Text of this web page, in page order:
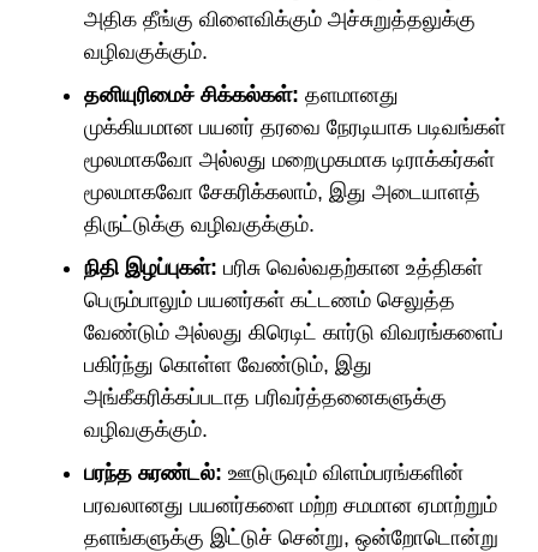
அதிக தீங்கு விளைவிக்கும் அச்சுறுத்தலுக்கு
வழிவகுக்கும்.
தனியுரிமைச் சிக்கல்கள்: தளமானது
முக்கியமான பயனர் தரவை நேரடியாக படிவங்கள்
மூலமாகவோ அல்லது மறைமுகமாக டிராக்கர்கள்
மூலமாகவோ சேகரிக்கலாம், இது அடையாளத்
திருட்டுக்கு வழிவகுக்கும்.
நிதி இழப்புகள்: பரிசு வெல்வதற்கான உத்திகள்
பெரும்பாலும் பயனர்கள் கட்டணம் செலுத்த
வேண்டும் அல்லது கிரெடிட் கார்டு விவரங்களைப்
பகிர்ந்து கொள்ள வேண்டும், இது
அங்கீகரிக்கப்படாத பரிவர்த்தனைகளுக்கு
வழிவகுக்கும்.
பரந்த சுரண்டல்: ஊடுருவும் விளம்பரங்களின்
பரவலானது பயனர்களை மற்ற சமமான ஏமாற்றும்
தளங்களுக்கு இட்டுச் சென்று, ஒன்றோடொன்று